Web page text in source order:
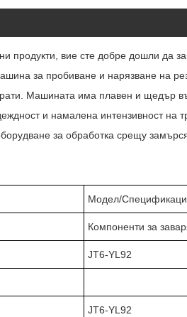
продукти, вие сте добре дошли да
за пробиване и нарязване на
Машината има плавен и щедър
и намалена интензивност
за обработка срещу
Модел/
Компоненти за
JT6-YL92
JT6-YL92